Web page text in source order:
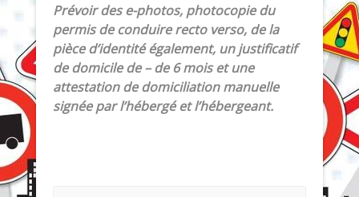
Prévoir des e-photos, photocopie du
permis de conduire recto verso, de la
pièce d’identité également, un justificatif
de domicile de – de 6 mois et une
attestation de domiciliation manuelle
signée par l’hébergé et l’hébergeant.